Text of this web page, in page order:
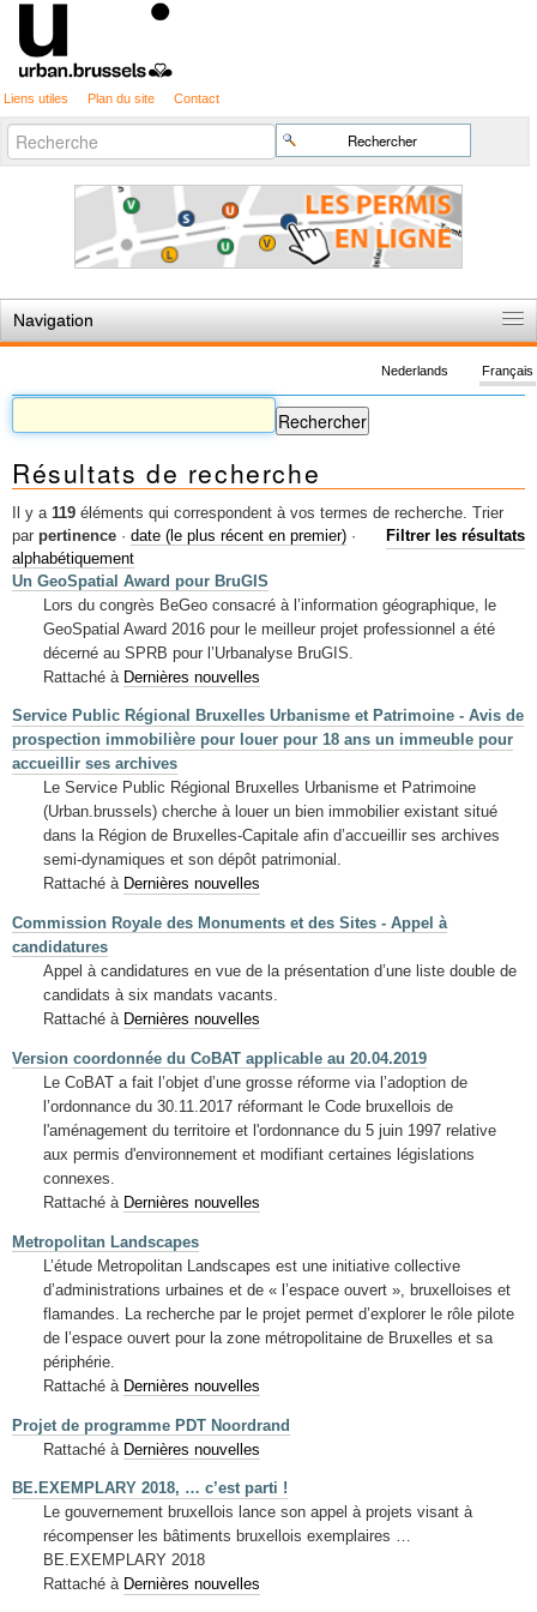
Liens utiles Plan du site Contact
Chercher par
Recherche
avancée…
Navigation
Règles du jeu
Permis d'urbanisme
Cartographie
Etudes et publications
Mots-clés
Renseignements urbanistiques
Français
Nederlands
Résultats de recherche
Il y a 119 éléments qui correspondent à vos termes de recherche.
Filtrer les résultats
Trier
par pertinence · date (le plus récent en premier) ·
alphabétiquement
Un GeoSpatial Award pour BruGIS
Lors du congrès BeGeo consacré à l’information géographique, le
GeoSpatial Award 2016 pour le meilleur projet professionnel a été
décerné au SPRB pour l’Urbanalyse BruGIS.
Rattaché à Dernières nouvelles
Service Public Régional Bruxelles Urbanisme et Patrimoine - Avis de
prospection immobilière pour louer pour 18 ans un immeuble pour
accueillir ses archives
Le Service Public Régional Bruxelles Urbanisme et Patrimoine
(Urban.brussels) cherche à louer un bien immobilier existant situé
dans la Région de Bruxelles-Capitale afin d’accueillir ses archives
semi-dynamiques et son dépôt patrimonial.
Rattaché à Dernières nouvelles
Commission Royale des Monuments et des Sites - Appel à
candidatures
Appel à candidatures en vue de la présentation d’une liste double de
candidats à six mandats vacants.
Rattaché à Dernières nouvelles
Version coordonnée du CoBAT applicable au 20.04.2019
Le CoBAT a fait l’objet d’une grosse réforme via l’adoption de
l’ordonnance du 30.11.2017 réformant le Code bruxellois de
l'aménagement du territoire et l'ordonnance du 5 juin 1997 relative
aux permis d'environnement et modifiant certaines législations
connexes.
Rattaché à Dernières nouvelles
Metropolitan Landscapes
L’étude Metropolitan Landscapes est une initiative collective
d’administrations urbaines et de « l’espace ouvert », bruxelloises et
flamandes. La recherche par le projet permet d’explorer le rôle pilote
de l’espace ouvert pour la zone métropolitaine de Bruxelles et sa
périphérie.
Rattaché à Dernières nouvelles
Projet de programme PDT Noordrand
Rattaché à Dernières nouvelles
BE.EXEMPLARY 2018, … c’est parti !
Le gouvernement bruxellois lance son appel à projets visant à
récompenser les bâtiments bruxellois exemplaires …
BE.EXEMPLARY 2018
Rattaché à Dernières nouvelles